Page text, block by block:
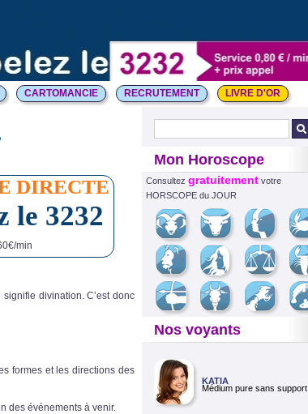
CARTOMANCIE RECRUTEMENT LIVRE D'OR
DIRECTE
le 3232
min
divination. C’est donc
formes et les directions des
des événements à venir.
Mon Horoscope
Consultez gratuitement votre
HORSCOPE du JOUR
Nos voyants
KATIA
Médium pure sans support